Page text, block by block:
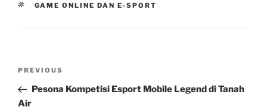
TAGS
GAME ONLINE DAN E-SPORT
Previous
Post
PREVIOUS
Pesona Kompetisi Esport Mobile Legend di Tanah
Air